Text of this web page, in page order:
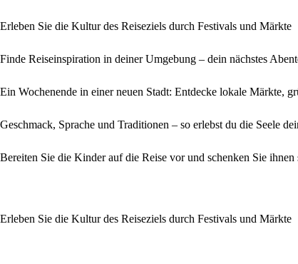
Erleben Sie die Kultur des Reiseziels durch Festivals und Märkte
Finde Reiseinspiration in deiner Umgebung – dein nächstes
Ein Wochenende in einer neuen Stadt: Entdecke lokale Märkte,
Geschmack, Sprache und Traditionen – so erlebst du die Seele
Bereiten Sie die Kinder auf die Reise vor und schenken Sie ihnen
Erleben Sie die Kultur des Reiseziels durch Festivals und Märkte